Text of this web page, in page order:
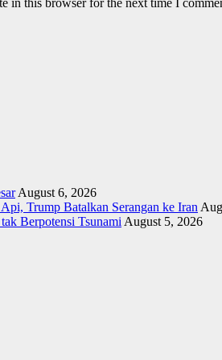
in this browser for the next time I
August 6, 2026
Trump Batalkan Serangan ke Iran
Berpotensi Tsunami August 5, 2026